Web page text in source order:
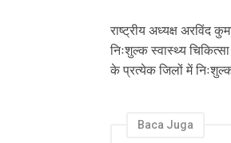
राष्ट्रीय अध्यक्ष अरविंद
निःशुल्क स्वास्थ्य
के प्रत्येक जिलों में
Baca Juga